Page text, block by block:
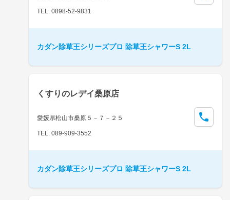
TEL: 0898-52-9831
カダン除草王シリーズプロ 除草王シャワーS 2L
くすりのレデイ桑原店
愛媛県松山市桑原５－７－２５
TEL: 089-909-3552
カダン除草王シリーズプロ 除草王シャワーS 2L